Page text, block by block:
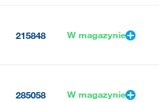
215848 W magazynie
285058 W magazynie